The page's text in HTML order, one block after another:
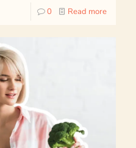
0 Read more